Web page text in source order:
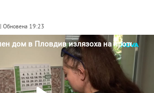
| Обновена 19:23